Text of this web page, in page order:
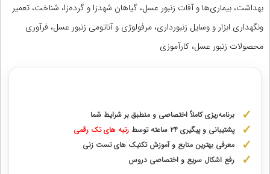
بهداشت، بیماری‌ها و آفات زنبور عسل، گیاهان شهدزا و گرده‌زا، شناخت، تعمیر
ونگهداری ابزار و وسایل زنبورداری، مرفولوژی و آناتومی زنبور عسل، فرآوری
محصولات زنبور عسل، کارآموزی
برنامه‌ریزی کاملاً اختصاصی و منطبق بر شرایط شما
پشتیبانی و پیگیری ۲۴ ساعته توسط
رتبه‌ های تک رقمی
معرفی بهترین منابع و آموزش تکنیک های تست زنی
رفع اشکال سریع و اختصاصی دروس